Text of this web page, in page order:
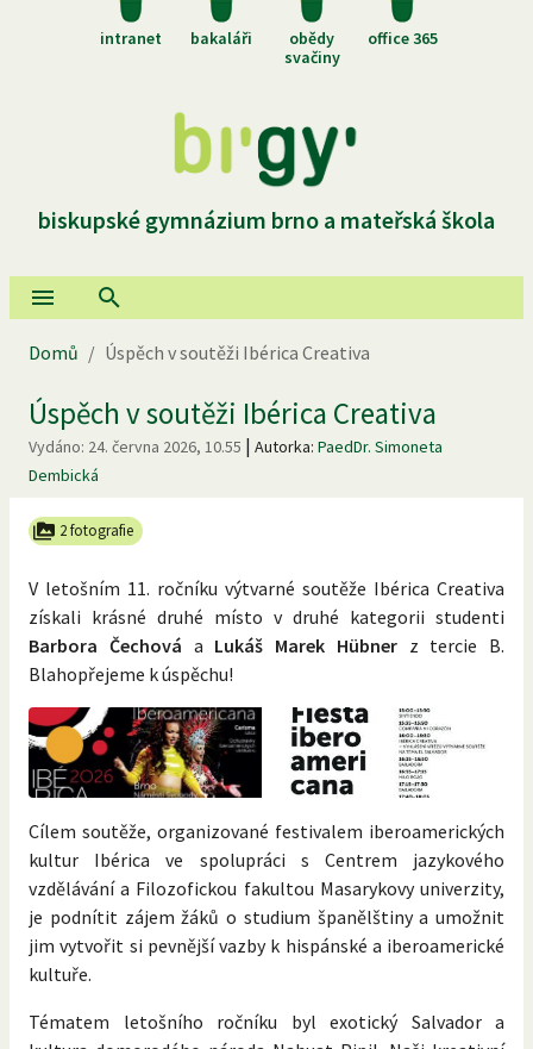
intranet bakaláři
obědy
svačiny
office 365
biskupské gymnázium brno a mateřská škola
Domů / Úspěch v soutěži Ibérica Creativa
Úspěch v soutěži Ibérica Creativa
Vydáno: 24. června 2026, 10.55 | Autorka: PaedDr. Simoneta
Dembická
2 fotografie
V letošním 11. ročníku výtvarné soutěže Ibérica Creativa
získali krásné druhé místo v druhé kategorii studenti
Barbora Čechová a Lukáš Marek Hübnerz tercie B.
Blahopřejeme k úspěchu!
Cílem soutěže, organizované festivalem iberoamerických
kultur Ibérica ve spolupráci s Centrem jazykového
vzdělávání a Filozofickou fakultou Masarykovy univerzity,
je podnítit zájem žáků o studium španělštiny a umožnit
jim vytvořit si pevnější vazby k hispánské a iberoamerické
kultuře.
Tématem letošního ročníku byl exotický Salvador a